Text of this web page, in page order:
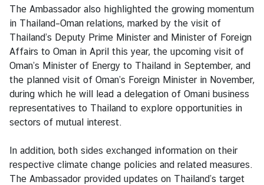
อ
มู
ล
สำ
ห
รั
บ
ค
น
ท
ย
The Ambassador also highlighted the growing momentum
in Thailand–Oman relations, marked by the visit of
Thailand’s Deputy Prime Minister and Minister of Foreign
Affairs to Oman in April this year, the upcoming visit of
Oman’s Minister of Energy to Thailand in September, and
the planned visit of Oman’s Foreign Minister in November,
during which he will lead a delegation of Omani business
representatives to Thailand to explore opportunities in
sectors of mutual interest.
In addition, both sides exchanged information on their
respective climate change policies and related measures.
The Ambassador provided updates on Thailand’s target